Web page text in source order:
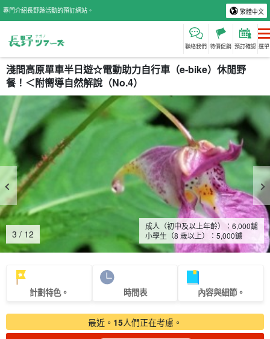
專門介紹長野縣活動的預訂網站。 繁體中文
聯絡我們 特價促銷 預訂確認 選單
淺間高原單車半日遊☆電動助力自行車（e-bike）休閒野
餐！＜附嚮導自然解說（No.4）
3 / 12
成人（初中及以上年齡）： 6,000鑢
小學生（8 歲以上）： 5,000鑢
計劃特色。 時間表 內容與細節。
最近。 15人們正在考慮。